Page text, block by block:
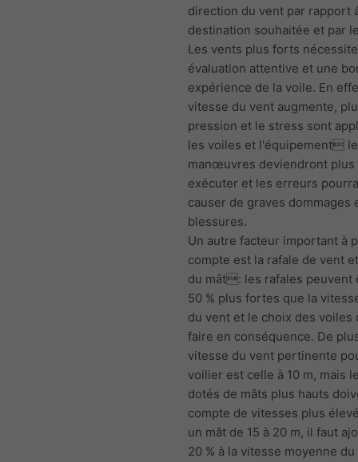
direction du vent par rapport
destination souhaitée et par
Les vents plus forts
évaluation attentive et une
expérience de la voile. En
vitesse du vent augmente,
pression et le stress sont
les voiles et l'équipement
manœuvres deviendront plus
exécuter et les erreurs
causer de graves dommages
blessures.
Un autre facteur important à
compte est la rafale de vent
du mât: les rafales peuvent
50 % plus fortes que la
du vent et le choix des voiles
faire en conséquence. De
vitesse du vent pertinente
voilier est celle à 10 m, mais
dotés de mâts plus hauts
compte de vitesses plus
un mât de 15 à 20 m, il faut
20 % à la vitesse moyenne